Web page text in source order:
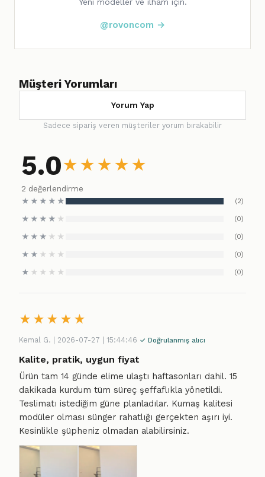
Yeni modeller ve ilham için.
@rovoncom →
Müşteri Yorumları
Yorum Yap
Sadece sipariş veren müşteriler yorum bırakabilir
5.0★ ★ ★ ★ ★
2 değerlendirme
★ ★ ★ ★ ★ (2)
★ ★ ★ ★ ★ (0)
★ ★ ★ ★ ★ (0)
★ ★ ★ ★ ★ (0)
★ ★ ★ ★ ★ (0)
★ ★ ★ ★ ★
Kemal G. | 2026-07-27 | 15:44:46 ✓ Doğrulanmış alıcı
Kalite, pratik, uygun fiyat
Ürün tam 14 günde elime ulaştı haftasonları dahil. 15
dakikada kurdum tüm süreç şeffaflıkla yönetildi.
Teslimatı istediğim güne planladılar. Kumaş kalitesi
modüler olması sünger rahatlığı gerçekten aşırı iyi.
Kesinlikle şüpheniz olmadan alabilirsiniz.